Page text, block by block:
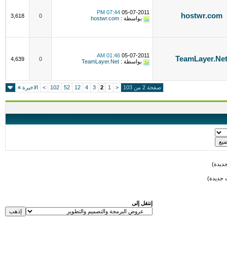
hostwr.com
05-07-2011
07:44 PM
بواسطة : hostwr.com
0
3,618
TeamLayer.Net
05-07-2011
01:46 AM
بواسطة : TeamLayer.Net
0
4,639
صفحة 2 من 103 <
1
2
3
4
12
52
102
> الاخيرة »
جديدة)
إنتقل إلى